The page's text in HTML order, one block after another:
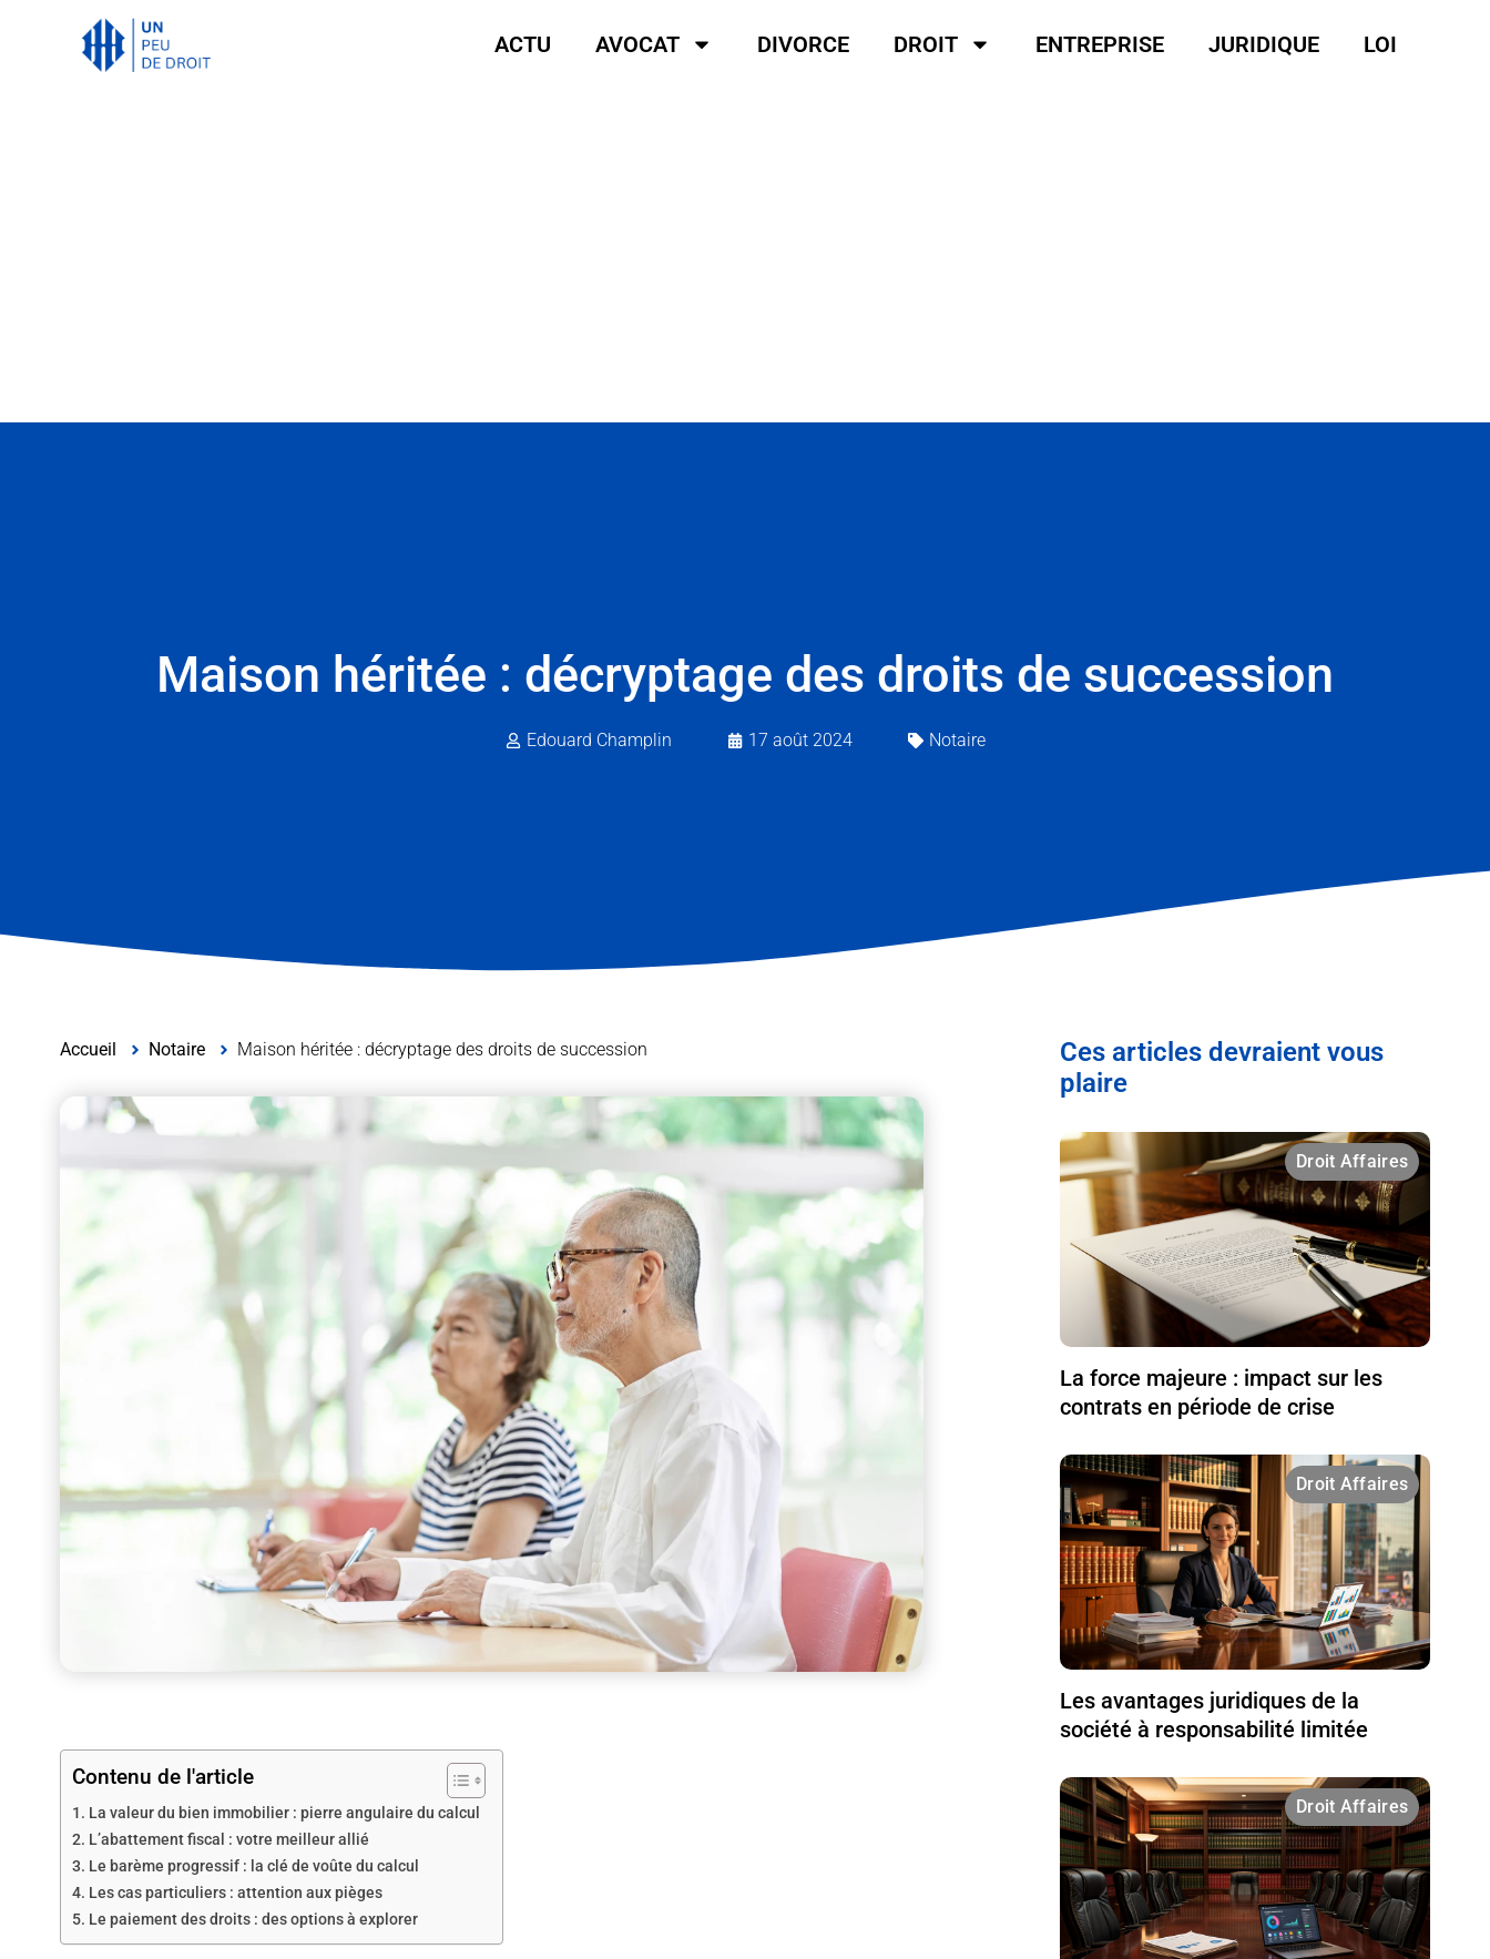
ACTU AVOCAT DIVORCE DROIT ENTREPRISE JURIDIQUE LOI
Maison héritée : décryptage des droits de succession
Edouard Champlin 17 août 2024 Notaire
Accueil Notaire Maison héritée : décryptage des droits de succession
Contenu de l'article
La valeur du bien immobilier : pierre angulaire du calcul
L’abattement fiscal : votre meilleur allié
Le barème progressif : la clé de voûte du calcul
Les cas particuliers : attention aux pièges
Le paiement des droits : des options à explorer
Ces articles devraient vous
plaire
Droit Affaires
La force majeure : impact sur les
contrats en période de crise
Droit Affaires
Les avantages juridiques de la
société à responsabilité limitée
Droit Affaires